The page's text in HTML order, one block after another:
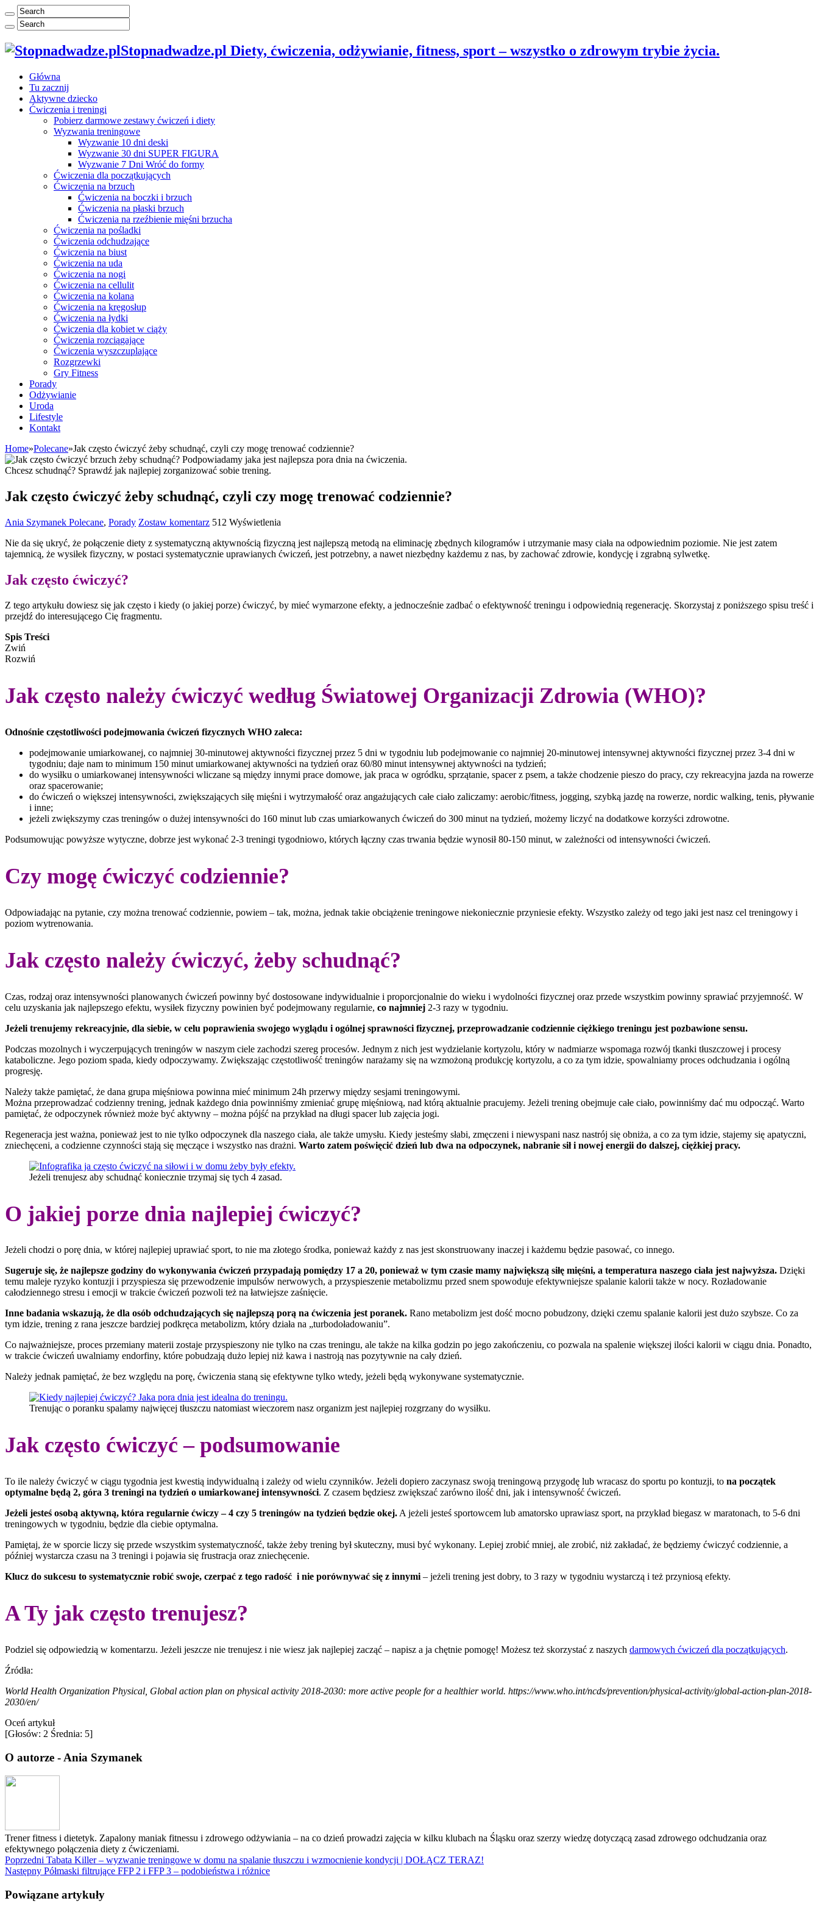
Stopnadwadze.pl Diety, ćwiczenia, odżywianie, fitness, sport – wszystko o zdrowym trybie życia.
Główna
Tu zacznij
Aktywne dziecko
Ćwiczenia i treningi
Pobierz darmowe zestawy ćwiczeń i diety
Wyzwania treningowe
Wyzwanie 10 dni deski
Wyzwanie 30 dni SUPER FIGURA
Wyzwanie 7 Dni Wróć do formy
Ćwiczenia dla początkujących
Ćwiczenia na brzuch
Ćwiczenia na boczki i brzuch
Ćwiczenia na płaski brzuch
Ćwiczenia na rzeźbienie mięśni brzucha
Ćwiczenia na pośladki
Ćwiczenia odchudzające
Ćwiczenia na biust
Ćwiczenia na uda
Ćwiczenia na nogi
Ćwiczenia na cellulit
Ćwiczenia na kolana
Ćwiczenia na kręgosłup
Ćwiczenia na łydki
Ćwiczenia dla kobiet w ciąży
Ćwiczenia rozciągające
Ćwiczenia wyszczuplające
Rozgrzewki
Gry Fitness
Porady
Odżywianie
Uroda
Lifestyle
Kontakt
Home»Polecane»Jak często ćwiczyć żeby schudnąć, czyli czy mogę trenować codziennie?
Chcesz schudnąć? Sprawdź jak najlepiej zorganizować sobie trening.
Jak często ćwiczyć żeby schudnąć, czyli czy mogę trenować codziennie?
Ania Szymanek Polecane, Porady Zostaw komentarz 512 Wyświetlenia
Nie da się ukryć, że połączenie diety z systematyczną aktywnością fizyczną jest najlepszą metodą na eliminację zbędnych kilogramów i utrzymanie masy ciała na odpowiednim poziomie. Nie jest zatem
tajemnicą, że wysiłek fizyczny, w postaci systematycznie uprawianych ćwiczeń, jest potrzebny, a nawet niezbędny każdemu z nas, by zachować zdrowie, kondycję i zgrabną sylwetkę.
Jak często ćwiczyć?
Z tego artykułu dowiesz się jak często i kiedy (o jakiej porze) ćwiczyć, by mieć wymarzone efekty, a jednocześnie zadbać o efektywność treningu i odpowiednią regenerację. Skorzystaj z poniższego spisu treść i
przejdź do interesującego Cię fragmentu.
Spis Treści
Zwiń
Rozwiń
Jak często należy ćwiczyć według Światowej Organizacji Zdrowia (WHO)?
Odnośnie częstotliwości podejmowania ćwiczeń fizycznych WHO zaleca:
podejmowanie umiarkowanej, co najmniej 30-minutowej aktywności fizycznej przez 5 dni w tygodniu lub podejmowanie co najmniej 20-minutowej intensywnej aktywności fizycznej przez 3-4 dni w
tygodniu; daje nam to minimum 150 minut umiarkowanej aktywności na tydzień oraz 60/80 minut intensywnej aktywności na tydzień;
do wysiłku o umiarkowanej intensywności wliczane są między innymi prace domowe, jak praca w ogródku, sprzątanie, spacer z psem, a także chodzenie pieszo do pracy, czy rekreacyjna jazda na rowerze
oraz spacerowanie;
do ćwiczeń o większej intensywności, zwiększających siłę mięśni i wytrzymałość oraz angażujących całe ciało zaliczamy: aerobic/fitness, jogging, szybką jazdę na rowerze, nordic walking, tenis, pływanie
i inne;
jeżeli zwiększymy czas treningów o dużej intensywności do 160 minut lub czas umiarkowanych ćwiczeń do 300 minut na tydzień, możemy liczyć na dodatkowe korzyści zdrowotne.
Podsumowując powyższe wytyczne, dobrze jest wykonać 2-3 treningi tygodniowo, których łączny czas trwania będzie wynosił 80-150 minut, w zależności od intensywności ćwiczeń.
Czy mogę ćwiczyć codziennie?
Odpowiadając na pytanie, czy można trenować codziennie, powiem – tak, można, jednak takie obciążenie treningowe niekoniecznie przyniesie efekty. Wszystko zależy od tego jaki jest nasz cel treningowy i
poziom wytrenowania.
Jak często należy ćwiczyć, żeby schudnąć?
Czas, rodzaj oraz intensywności planowanych ćwiczeń powinny być dostosowane indywidualnie i proporcjonalnie do wieku i wydolności fizycznej oraz przede wszystkim powinny sprawiać przyjemność. W
celu uzyskania jak najlepszego efektu, wysiłek fizyczny powinien być podejmowany regularnie, co najmniej 2-3 razy w tygodniu.
Jeżeli trenujemy rekreacyjnie, dla siebie, w celu poprawienia swojego wyglądu i ogólnej sprawności fizycznej, przeprowadzanie codziennie ciężkiego treningu jest pozbawione sensu.
Podczas mozolnych i wyczerpujących treningów w naszym ciele zachodzi szereg procesów. Jednym z nich jest wydzielanie kortyzolu, który w nadmiarze wspomaga rozwój tkanki tłuszczowej i procesy
kataboliczne. Jego poziom spada, kiedy odpoczywamy. Zwiększając częstotliwość treningów narażamy się na wzmożoną produkcję kortyzolu, a co za tym idzie, spowalniamy proces odchudzania i ogólną
progresję.
Należy także pamiętać, że dana grupa mięśniowa powinna mieć minimum 24h przerwy między sesjami treningowymi.
Można przeprowadzać codzienny trening, jednak każdego dnia powinniśmy zmieniać grupę mięśniową, nad którą aktualnie pracujemy. Jeżeli trening obejmuje całe ciało, powinniśmy dać mu odpocząć. Warto
pamiętać, że odpoczynek również może być aktywny – można pójść na przykład na długi spacer lub zajęcia jogi.
Regeneracja jest ważna, ponieważ jest to nie tylko odpoczynek dla naszego ciała, ale także umysłu. Kiedy jesteśmy słabi, zmęczeni i niewyspani nasz nastrój się obniża, a co za tym idzie, stajemy się apatyczni,
zniechęceni, a codzienne czynności stają się męczące i wszystko nas drażni. Warto zatem poświęcić dzień lub dwa na odpoczynek, nabranie sił i nowej energii do dalszej, ciężkiej pracy.
Jeżeli trenujesz aby schudnąć koniecznie trzymaj się tych 4 zasad.
O jakiej porze dnia najlepiej ćwiczyć?
Jeżeli chodzi o porę dnia, w której najlepiej uprawiać sport, to nie ma złotego środka, ponieważ każdy z nas jest skonstruowany inaczej i każdemu będzie pasować, co innego.
Sugeruje się, że najlepsze godziny do wykonywania ćwiczeń przypadają pomiędzy 17 a 20, ponieważ w tym czasie mamy największą siłę mięśni, a temperatura naszego ciała jest najwyższa. Dzięki
temu maleje ryzyko kontuzji i przyspiesza się przewodzenie impulsów nerwowych, a przyspieszenie metabolizmu przed snem spowoduje efektywniejsze spalanie kalorii także w nocy. Rozładowanie
całodziennego stresu i emocji w trakcie ćwiczeń pozwoli też na łatwiejsze zaśnięcie.
Inne badania wskazują, że dla osób odchudzających się najlepszą porą na ćwiczenia jest poranek. Rano metabolizm jest dość mocno pobudzony, dzięki czemu spalanie kalorii jest dużo szybsze. Co za
tym idzie, trening z rana jeszcze bardziej podkręca metabolizm, który działa na „turbodoładowaniu”.
Co najważniejsze, proces przemiany materii zostaje przyspieszony nie tylko na czas treningu, ale także na kilka godzin po jego zakończeniu, co pozwala na spalenie większej ilości kalorii w ciągu dnia. Ponadto,
w trakcie ćwiczeń uwalniamy endorfiny, które pobudzają dużo lepiej niż kawa i nastroją nas pozytywnie na cały dzień.
Należy jednak pamiętać, że bez względu na porę, ćwiczenia staną się efektywne tylko wtedy, jeżeli będą wykonywane systematycznie.
Trenując o poranku spalamy najwięcej tłuszczu natomiast wieczorem nasz organizm jest najlepiej rozgrzany do wysiłku.
Jak często ćwiczyć – podsumowanie
To ile należy ćwiczyć w ciągu tygodnia jest kwestią indywidualną i zależy od wielu czynników. Jeżeli dopiero zaczynasz swoją treningową przygodę lub wracasz do sportu po kontuzji, to na początek
optymalne będą 2, góra 3 treningi na tydzień o umiarkowanej intensywności. Z czasem będziesz zwiększać zarówno ilość dni, jak i intensywność ćwiczeń.
Jeżeli jesteś osobą aktywną, która regularnie ćwiczy – 4 czy 5 treningów na tydzień będzie okej. A jeżeli jesteś sportowcem lub amatorsko uprawiasz sport, na przykład biegasz w maratonach, to 5-6 dni
treningowych w tygodniu, będzie dla ciebie optymalna.
Pamiętaj, że w sporcie liczy się przede wszystkim systematyczność, także żeby trening był skuteczny, musi być wykonany. Lepiej zrobić mniej, ale zrobić, niż zakładać, że będziemy ćwiczyć codziennie, a
później wystarcza czasu na 3 treningi i pojawia się frustracja oraz zniechęcenie.
Klucz do sukcesu to systematycznie robić swoje, czerpać z tego radość i nie porównywać się z innymi – jeżeli trening jest dobry, to 3 razy w tygodniu wystarczą i też przyniosą efekty.
A Ty jak często trenujesz?
Podziel się odpowiedzią w komentarzu. Jeżeli jeszcze nie trenujesz i nie wiesz jak najlepiej zacząć – napisz a ja chętnie pomogę! Możesz też skorzystać z naszych darmowych ćwiczeń dla początkujących.
Źródła:
World Health Organization Physical, Global action plan on physical activity 2018-2030: more active people for a healthier world. https://www.who.int/ncds/prevention/physical-activity/global-action-plan-2018-
2030/en/
Oceń artykuł
[Głosów: 2 Średnia: 5]
O autorze - Ania Szymanek
Trener fitness i dietetyk. Zapalony maniak fitnessu i zdrowego odżywiania – na co dzień prowadzi zajęcia w kilku klubach na Śląsku oraz szerzy wiedzę dotyczącą zasad zdrowego odchudzania oraz
efektywnego połączenia diety z ćwiczeniami.
Poprzedni Tabata Killer – wyzwanie treningowe w domu na spalanie tłuszczu i wzmocnienie kondycji | DOŁĄCZ TERAZ!
Następny Półmaski filtrujące FFP 2 i FFP 3 – podobieństwa i różnice
Powiązane artykuły